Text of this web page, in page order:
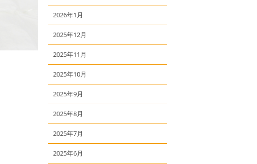
2026年1月
2025年12月
2025年11月
2025年10月
2025年9月
2025年8月
2025年7月
2025年6月